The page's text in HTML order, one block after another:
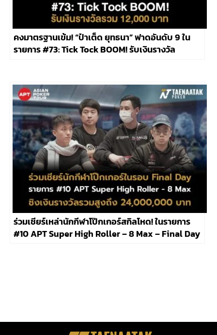
คงมาตรฐานเข้ม! “ป๋าเต็ด ยุทธนา” ฟาดอันดับ 9 ใน
รายการ #73: Tick Tock BOOM! รับเงินรางวัล
ร่วมเชียร์เหล่านักกีฬาโป๊กเกอร์สกิลโหด! ในรายการ
#10 APT Super High Roller – 8 Max – Final Day